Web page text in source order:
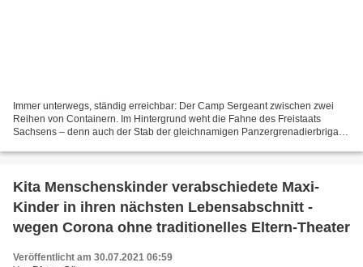
Immer unterwegs, ständig erreichbar: Der Camp Sergeant zwischen zwei
Reihen von Containern. Im Hintergrund weht die Fahne des Freistaats
Sachsens – denn auch der Stab der gleichnamigen Panzergrenadierbrigade
Kita Menschenskinder verabschiedete Maxi-
Kinder in ihren nächsten Lebensabschnitt -
wegen Corona ohne traditionelles Eltern-Theater
Veröffentlicht am 30.07.2021 06:59